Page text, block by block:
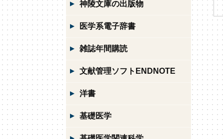
神陵文庫の出版物
医学系電子辞書
雑誌年間購読
文献管理ソフトENDNOTE
洋書
基礎医学